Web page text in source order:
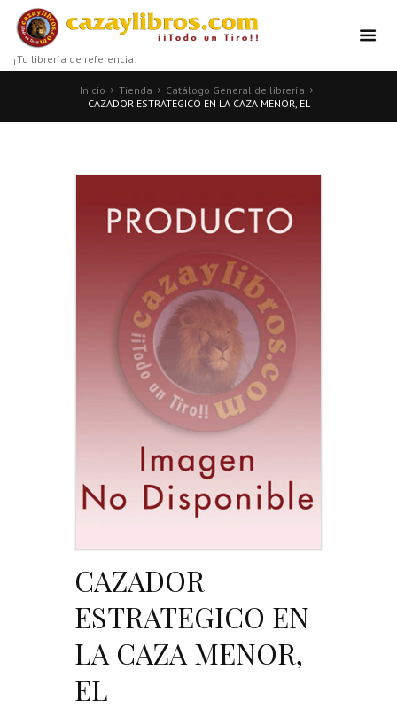
¡Tu librería de referencia!
Inicio Tienda
Catálogo General de librería
CAZADOR ESTRATEGICO EN LA CAZA MENOR, EL
CAZADOR
ESTRATEGICO EN
LA CAZA MENOR,
EL